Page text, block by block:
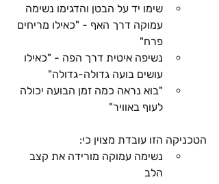
שימו יד על הבטן והדגימו נשימה
עמוקה דרך האף - "כאילו מריחים
פרח"
נשיפה איטית דרך הפה - "כאילו
עושים בועה גדולה-גדולה"
"בוא נראה כמה זמן הבועה יכולה
לעוף באוויר"
הטכניקה הזו עובדת מצוין כי:
נשימה עמוקה מורידה את קצב
הלב